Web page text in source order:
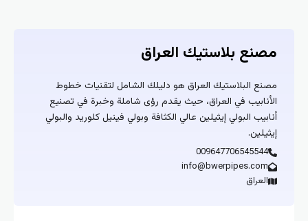
مصنع بلاستيك العراق
مصنع البلاستيك العراق هو دليلك الشامل لتقنيات خطوط
الأنابيب في العراق، حيث يقدم رؤى شاملة وخبرة في تصنيع
أنابيب البولي إيثيلين عالي الكثافة وبولي فينيل كلوريد والبولي
إيثيلين.
009647706545544
info@bwerpipes.com
العراق